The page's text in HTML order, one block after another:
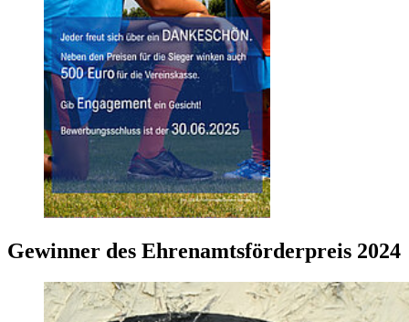
Gewinner des Ehrenamtsförderpreis 2024